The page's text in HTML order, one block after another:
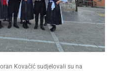
Kovačić sudjelovali su na